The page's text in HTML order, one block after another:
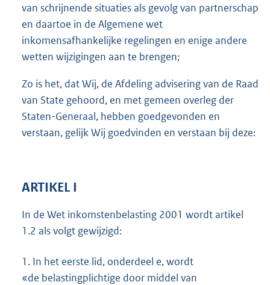
van schrijnende situaties als gevolg van partnerschap
en daartoe in de Algemene wet
inkomensafhankelijke regelingen en enige andere
wetten wijzigingen aan te brengen;
Zo is het, dat Wij, de Afdeling advisering van de Raad
van State gehoord, en met gemeen overleg der
Staten-Generaal, hebben goedgevonden en
verstaan, gelijk Wij goedvinden en verstaan bij deze:
ARTIKEL I
In de Wet inkomstenbelasting 2001 wordt artikel
1.2 als volgt gewijzigd:
1. In het eerste lid, onderdeel e, wordt
«de belastingplichtige door middel van